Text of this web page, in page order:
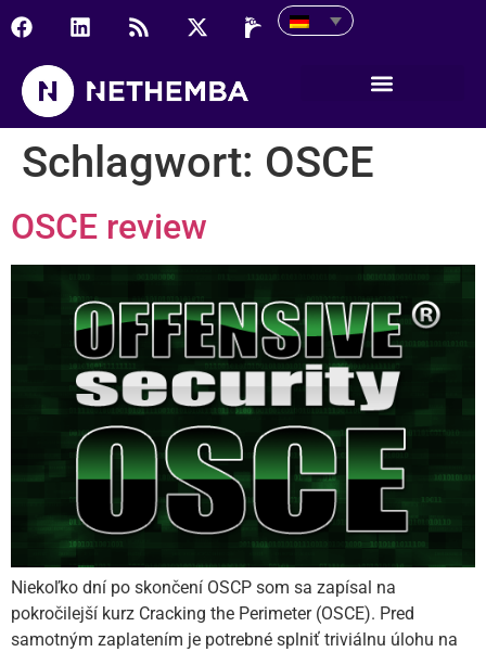
Schlagwort: OSCE
OSCE review
Niekoľko dní po skončení OSCP som sa zapísal na
pokročilejší kurz Cracking the Perimeter (OSCE). Pred
samotným zaplatením je potrebné splniť triviálnu úlohu na